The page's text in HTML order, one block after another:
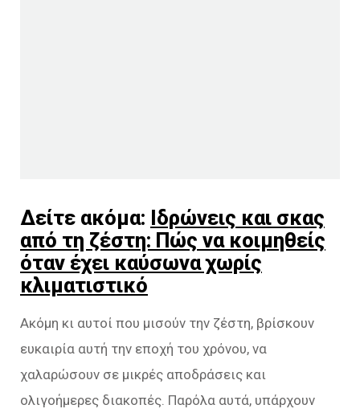
Δείτε ακόμα: Ιδρώνεις και σκας
από τη ζέστη: Πώς να κοιμηθείς
όταν έχει καύσωνα χωρίς
κλιματιστικό
Ακόμη κι αυτοί που μισούν την ζέστη, βρίσκουν
ευκαιρία αυτή την εποχή του χρόνου, να
χαλαρώσουν σε μικρές αποδράσεις και
ολιγοήμερες διακοπές. Παρόλα αυτά, υπάρχουν